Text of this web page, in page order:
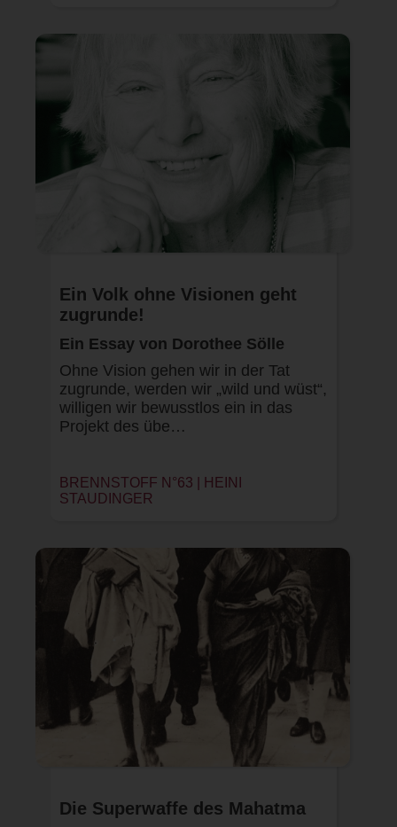
Ein Volk ohne Visionen geht
zugrunde!
Ein Essay von Dorothee Sölle
Ohne Vision gehen wir in der Tat
zugrunde, werden wir „wild und wüst“,
willigen wir bewusstlos ein in das
Projekt des übe…
BRENNSTOFF N°63 |
HEINI
STAUDINGER
Die Superwaffe des Mahatma